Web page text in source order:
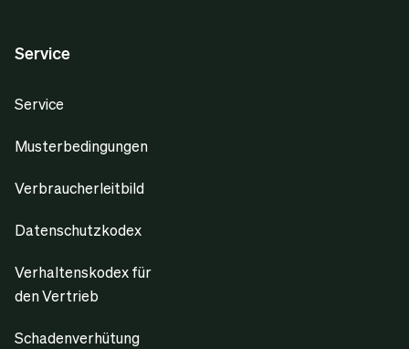
Service
Service
Musterbedingungen
Verbraucherleitbild
Datenschutzkodex
Verhaltenskodex für
den Vertrieb
Schadenverhütung